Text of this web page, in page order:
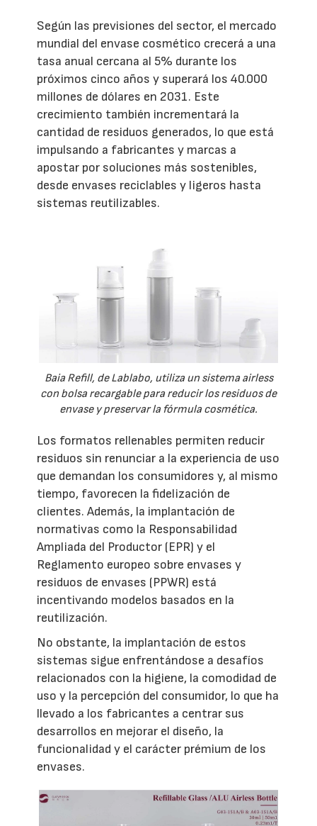
Según las previsiones del sector, el mercado
mundial del envase cosmético crecerá a una
tasa anual cercana al 5% durante los
próximos cinco años y superará los 40.000
millones de dólares en 2031. Este
crecimiento también incrementará la
cantidad de residuos generados, lo que está
impulsando a fabricantes y marcas a
apostar por soluciones más sostenibles,
desde envases reciclables y ligeros hasta
sistemas reutilizables.
Baia Refill, de Lablabo, utiliza un sistema airless
con bolsa recargable para reducir los residuos de
envase y preservar la fórmula cosmética.
Los formatos rellenables permiten reducir
residuos sin renunciar a la experiencia de uso
que demandan los consumidores y, al mismo
tiempo, favorecen la fidelización de
clientes. Además, la implantación de
normativas como la Responsabilidad
Ampliada del Productor (EPR) y el
Reglamento europeo sobre envases y
residuos de envases (PPWR) está
incentivando modelos basados en la
reutilización.
No obstante, la implantación de estos
sistemas sigue enfrentándose a desafíos
relacionados con la higiene, la comodidad de
uso y la percepción del consumidor, lo que ha
llevado a los fabricantes a centrar sus
desarrollos en mejorar el diseño, la
funcionalidad y el carácter prémium de los
envases.